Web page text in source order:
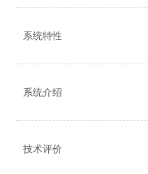
系统特性
系统介绍
技术评价